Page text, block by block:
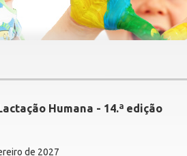
Humana - 14.ª edição
de 2027